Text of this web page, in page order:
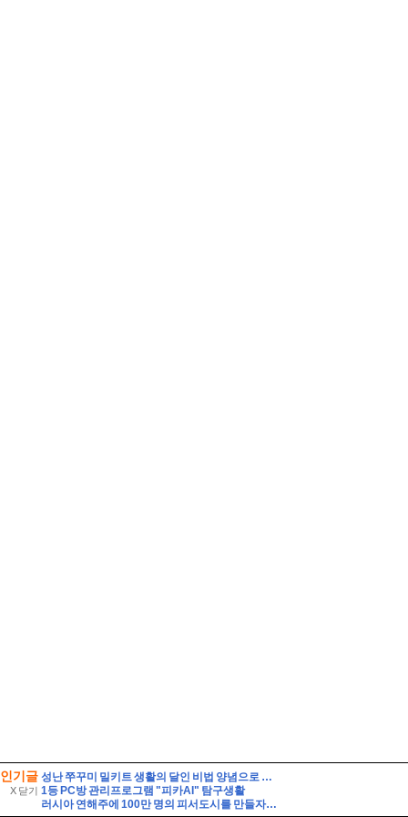
인기글
X 닫기
성난 쭈꾸미 밀키트 생활의 달인 비법 양념으로 만든 쭈삼불고기 레시피
1등 PC방 관리프로그램 "피카AI" 탐구생활
러시아 연해주에 100만 명의 피서도시를 만들자는 제안